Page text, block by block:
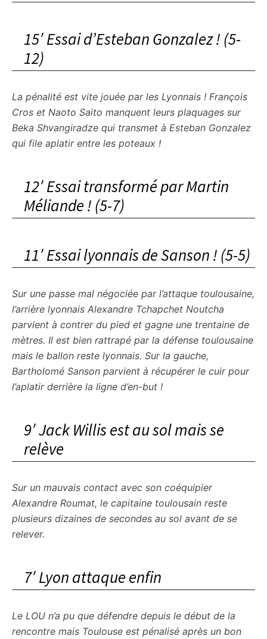
15′ Essai d’Esteban Gonzalez ! (5-
12)
La pénalité est vite jouée par les Lyonnais ! François
Cros et Naoto Saito manquent leurs plaquages sur
Beka Shvangiradze qui transmet à Esteban Gonzalez
qui file aplatir entre les poteaux !
12′ Essai transformé par Martin
Méliande ! (5-7)
11′ Essai lyonnais de Sanson ! (5-5)
Sur une passe mal négociée par l’attaque toulousaine,
l’arrière lyonnais Alexandre Tchapchet Noutcha
parvient à contrer du pied et gagne une trentaine de
mètres. Il est bien rattrapé par la défense toulousaine
mais le ballon reste lyonnais. Sur la gauche,
Bartholomé Sanson parvient à récupérer le cuir pour
l’aplatir derrière la ligne d’en-but !
9′ Jack Willis est au sol mais se
relève
Sur un mauvais contact avec son coéquipier
Alexandre Roumat, le capitaine toulousain reste
plusieurs dizaines de secondes au sol avant de se
relever.
7′ Lyon attaque enfin
Le LOU n’a pu que défendre depuis le début de la
rencontre mais Toulouse est pénalisé après un bon